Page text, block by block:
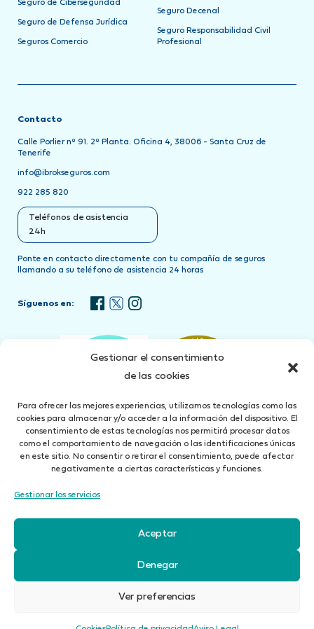
Gestionar el consentimiento
de las cookies
Para ofrecer las mejores experiencias, utilizamos tecnologías como las
cookies para almacenar y/o acceder a la información del dispositivo. El
consentimiento de estas tecnologías nos permitirá procesar datos
como el comportamiento de navegación o las identificaciones únicas
en este sitio. No consentir o retirar el consentimiento, puede afectar
negativamente a ciertas características y funciones.
Gestionar los servicios
Aceptar
Denegar
Ver preferencias
Seguro de Ciberseguridad
Seguro de Defensa Jurídica
Seguros Comercio
Seguro Decenal
Seguro Responsabilidad Civil
Profesional
Contacto
Calle Porlier nº 91. 2º Planta. Oficina 4, 38006 - Santa Cruz de
Tenerife
info@ibrokseguros.com
922 285 820
Teléfonos de asistencia
24h
Ponte en contacto directamente con tu compañía de seguros
llamando a su teléfono de asistencia 24 horas
Síguenos en:
Política de Privacidad Cookies
iBrok 2010 Correduría de Seguros, S.L. está autorizada por la